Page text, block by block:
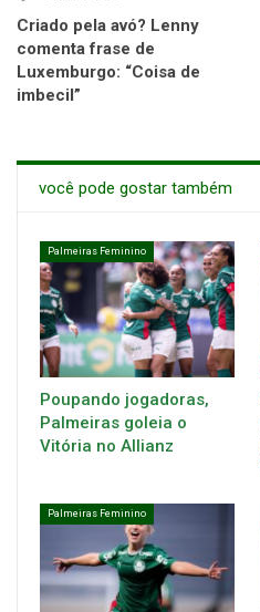
Criado pela avó? Lenny
comenta frase de
Luxemburgo: “Coisa de
imbecil”
você pode gostar também
Palmeiras Feminino
Poupando jogadoras,
Palmeiras goleia o
Vitória no Allianz
Palmeiras Feminino